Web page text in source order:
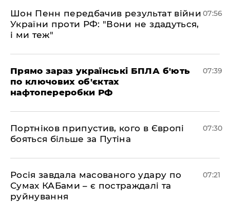
Шон Пенн передбачив результат війни
України проти РФ: "Вони не здадуться,
і ми теж"
07:56
Прямо зараз українські БПЛА б'ють
по ключових об'єктах
нафтопереробки РФ
07:39
Портніков припустив, кого в Європі
бояться більше за Путіна
07:30
Росія завдала масованого удару по
Сумах КАБами – є постраждалі та
руйнування
07:21